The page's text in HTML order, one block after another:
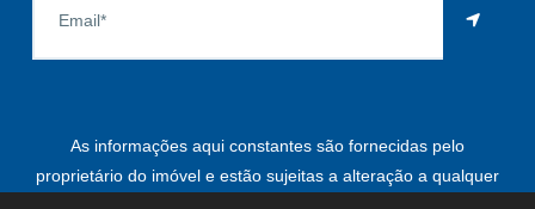
As informações aqui constantes são fornecidas pelo
proprietário do imóvel e estão sujeitas a alteração a qualquer